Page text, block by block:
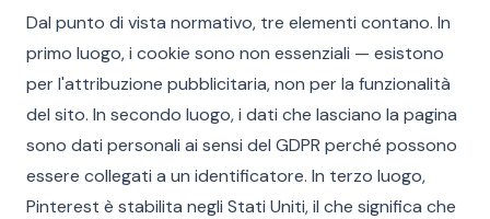
Dal punto di vista normativo, tre elementi contano. In
primo luogo, i cookie sono non essenziali — esistono
per l'attribuzione pubblicitaria, non per la funzionalità
del sito. In secondo luogo, i dati che lasciano la pagina
sono dati personali ai sensi del GDPR perché possono
essere collegati a un identificatore. In terzo luogo,
Pinterest è stabilita negli Stati Uniti, il che significa che